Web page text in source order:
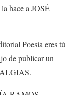
hace a JOSÉ
Poesía eres tú
de publicar un